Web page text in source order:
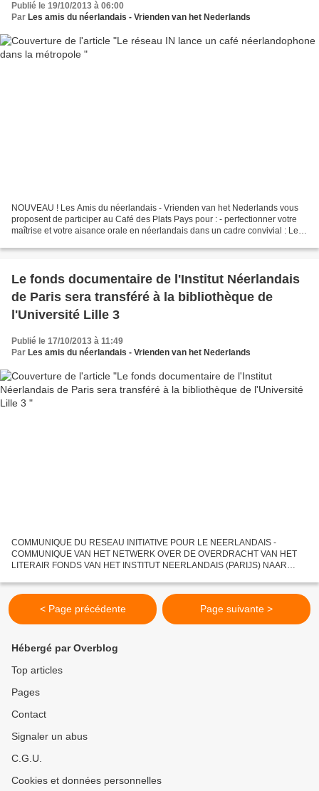
Publié le 19/10/2013 à 06:00
Par Les amis du néerlandais - Vrienden van het Nederlands
NOUVEAU ! Les Amis du néerlandais - Vrienden van het Nederlands vous
proposent de participer au Café des Plats Pays pour : - perfectionner votre
maîtrise et votre aisance orale en néerlandais dans un cadre convivial : Le
Le fonds documentaire de l'Institut Néerlandais
de Paris sera transféré à la bibliothèque de
l'Université Lille 3
Publié le 17/10/2013 à 11:49
Par Les amis du néerlandais - Vrienden van het Nederlands
COMMUNIQUE DU RESEAU INITIATIVE POUR LE NEERLANDAIS -
COMMUNIQUE VAN HET NETWERK OVER DE OVERDRACHT VAN HET
LITERAIR FONDS VAN HET INSTITUT NEERLANDAIS (PARIJS) NAAR
néerlandais",...
< Page précédente Page suivante >
Hébergé par Overblog
Top articles
Pages
Contact
Signaler un abus
C.G.U.
Cookies et données personnelles